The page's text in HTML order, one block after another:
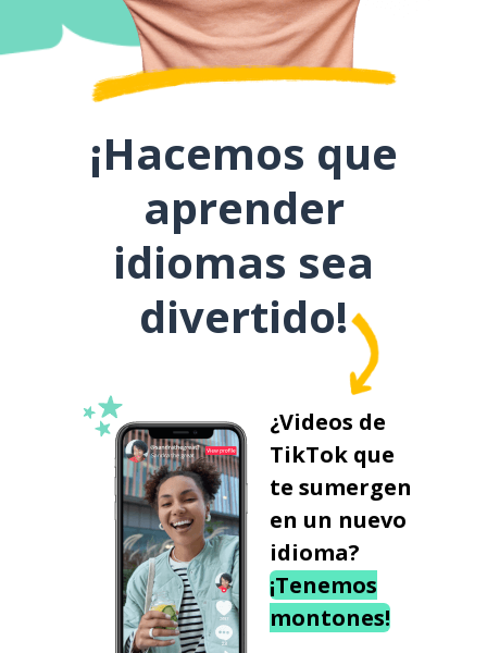
¡Hacemos que
aprender
idiomas sea
divertido!
¿Videos de
TikTok que
te sumergen
en un nuevo
idioma?
¡Tenemos
montones!